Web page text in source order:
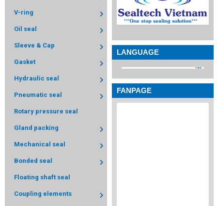
V-ring
Oil seal
Sleeve & Cap
Gasket
Hydraulic seal
Pneumatic seal
Rotary pressure seal
Gland packing
Mechanical seal
Bonded seal
Floating shaft seal
Coupling elements
LANGUAGE
FANPAGE